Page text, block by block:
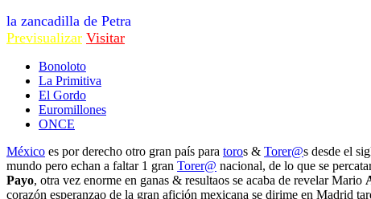
la zancadilla de Petra
Previsualizar Visitar
Bonoloto
La Primitiva
El Gordo
Euromillones
ONCE
México es por derecho otro gran país para toros & Torer@s desde el
mundo pero echan a faltar 1 gran Torer@ nacional, de lo que se
Payo, otra vez enorme en ganas & resultaos se acaba de revelar Mario
corazón esperanzao de la gran afición mexicana se dirime en Madrid